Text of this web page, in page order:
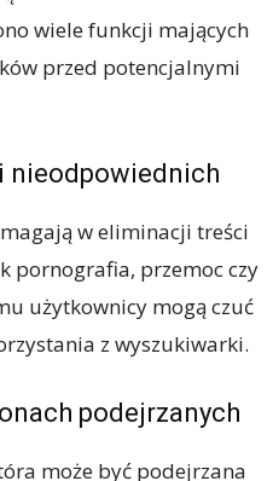
wiele funkcji mających
przed potencjalnymi
nieodpowiednich
w eliminacji treści
pornografia, przemoc czy
użytkownicy mogą czuć
z wyszukiwarki.
podejrzanych
może być podejrzana